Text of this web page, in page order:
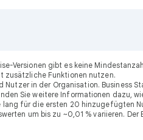
Versionen gibt es keine
zusätzliche Funktionen nutzen.
in der Organisation. Business
Sie weitere Informationen dazu,
für die ersten 20 hinzugefügten
um bis zu ~0,01 % variieren.